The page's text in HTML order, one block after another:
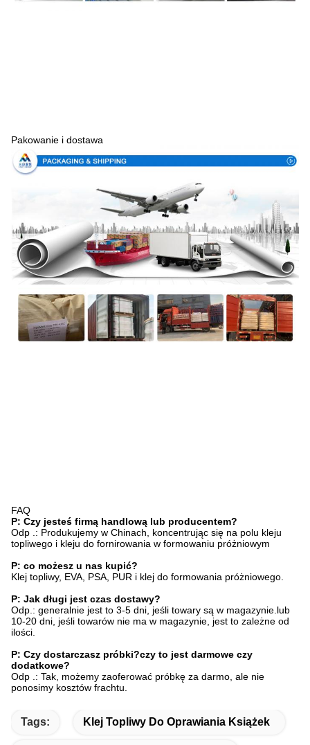
Pakowanie i dostawa
FAQ
P: Czy jesteś firmą handlową lub producentem?
Odp .: Produkujemy w Chinach, koncentrując się na polu kleju
topliwego i kleju do fornirowania w formowaniu próżniowym
P: co możesz u nas kupić?
Klej topliwy, EVA, PSA, PUR i klej do formowania próżniowego.
P: Jak długi jest czas dostawy?
Odp.: generalnie jest to 3-5 dni, jeśli towary są w magazynie.lub
10-20 dni, jeśli towarów nie ma w magazynie, jest to zależne od
ilości.
P: Czy dostarczasz próbki?czy to jest darmowe czy
dodatkowe?
Odp .: Tak, możemy zaoferować próbkę za darmo, ale nie
ponosimy kosztów frachtu.
Tags: Klej Topliwy Do Oprawiania Książek